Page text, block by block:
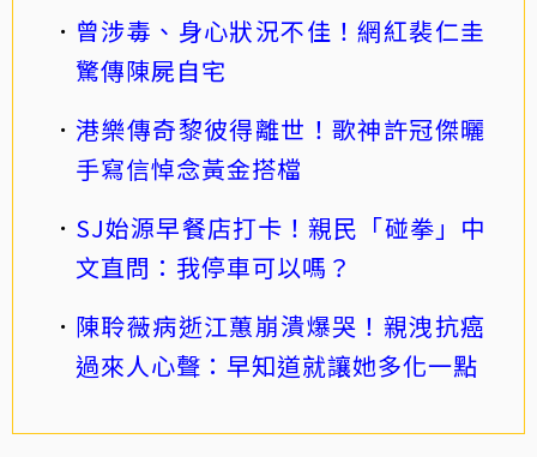
曾涉毒、身心狀況不佳！網紅裴仁圭
驚傳陳屍自宅
港樂傳奇黎彼得離世！歌神許冠傑曬
手寫信悼念黃金搭檔
SJ始源早餐店打卡！親民「碰拳」中
文直問：我停車可以嗎？
陳聆薇病逝江蕙崩潰爆哭！親洩抗癌
過來人心聲：早知道就讓她多化一點